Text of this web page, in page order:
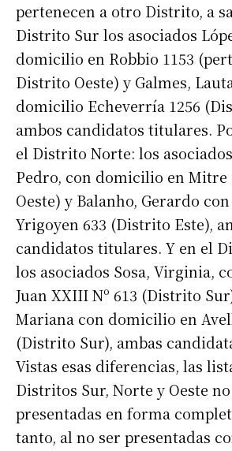
pertenecen a otro Distrito, a
Distrito Sur los asociados
domicilio en Robbio 1153
Distrito Oeste) y Galmes,
domicilio Echeverría 1256
ambos candidatos titulares.
el Distrito Norte: los
Pedro, con domicilio en Mitre
Oeste) y Balanho, Gerardo
Yrigoyen 633 (Distrito Este),
candidatos titulares. Y en el
los asociados Sosa, Virginia,
Juan XXIII Nº 613 (Distrito
Mariana con domicilio en
(Distrito Sur), ambas
Vistas esas diferencias, las
Distritos Sur, Norte y Oeste
presentadas en forma
tanto, al no ser presentadas